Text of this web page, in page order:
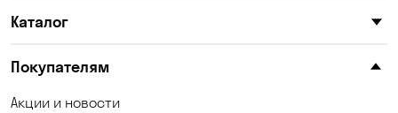
Каталог
Покупателям
Акции и новости